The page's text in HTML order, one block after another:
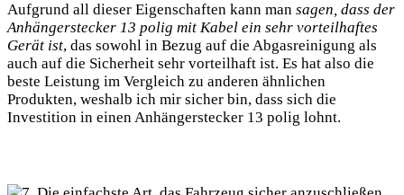
Aufgrund all dieser Eigenschaften kann man sagen, dass der
Anhängerstecker 13 polig mit Kabel ein sehr vorteilhaftes
Gerät ist, das sowohl in Bezug auf die Abgasreinigung als
auch auf die Sicherheit sehr vorteilhaft ist. Es hat also die
beste Leistung im Vergleich zu anderen ähnlichen
Produkten, weshalb ich mir sicher bin, dass sich die
Investition in einen Anhängerstecker 13 polig lohnt.